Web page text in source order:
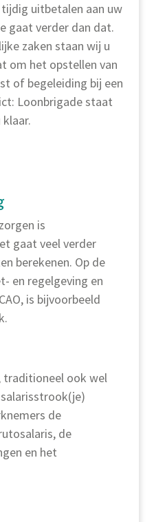
uitbetalen aan uw
gaat verder dan dat.
zaken staan wij u
om het opstellen van
of begeleiding bij een
Loonbrigade staat
is
gaat veel verder
berekenen. Op de
en regelgeving en
is bijvoorbeeld
traditioneel ook wel
de
de
en het